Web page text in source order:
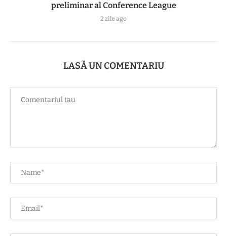
preliminar al Conference League
2 zile ago
LASĂ UN COMENTARIU